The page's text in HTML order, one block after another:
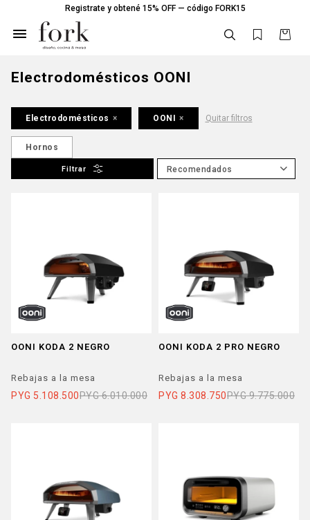
Registrate y obtené 15% OFF — código FORK15

Electrodomésticos OONI
Electrodomésticos OONI Quitar filtros
Hornos
Recomendados
OONI KODA 2 NEGRO
Rebajas a la mesa
PYG 5.108.500PYG 6.010.000
OONI KODA 2 PRO NEGRO
Rebajas a la mesa
PYG 8.308.750PYG 9.775.000